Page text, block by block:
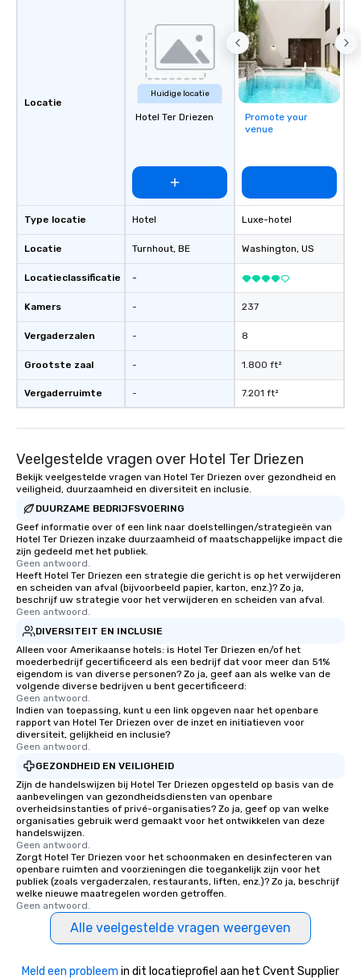
Locatie
Type locatie
Locatie
Locatieclassificatie
Kamers
Vergaderzalen
Grootste zaal
Vergaderruimte
Huidige locatie
Hotel Ter Driezen
Hotel
Turnhout, BE
-
-
-
-
-
Promote your
venue
Luxe-hotel
Washington, US
237
8
1.800 ft²
7.201 ft²
Veelgestelde vragen over Hotel Ter Driezen
Bekijk veelgestelde vragen van Hotel Ter Driezen over gezondheid en
veiligheid, duurzaamheid en diversiteit en inclusie.
DUURZAME BEDRIJFSVOERING
Geef informatie over of een link naar doelstellingen/strategieën van
Hotel Ter Driezen inzake duurzaamheid of maatschappelijke impact die
zijn gedeeld met het publiek.
Geen antwoord.
Heeft Hotel Ter Driezen een strategie die gericht is op het verwijderen
en scheiden van afval (bijvoorbeeld papier, karton, enz.)? Zo ja,
beschrijf uw strategie voor het verwijderen en scheiden van afval.
Geen antwoord.
DIVERSITEIT EN INCLUSIE
Alleen voor Amerikaanse hotels: is Hotel Ter Driezen en/of het
moederbedrijf gecertificeerd als een bedrijf dat voor meer dan 51%
eigendom is van diverse personen? Zo ja, geef aan als welke van de
volgende diverse bedrijven u bent gecertificeerd:
Geen antwoord.
Indien van toepassing, kunt u een link opgeven naar het openbare
rapport van Hotel Ter Driezen over de inzet en initiatieven voor
diversiteit, gelijkheid en inclusie?
Geen antwoord.
GEZONDHEID EN VEILIGHEID
Zijn de handelswijzen bij Hotel Ter Driezen opgesteld op basis van de
aanbevelingen van gezondheidsdiensten van openbare
overheidsinstanties of privé-organisaties? Zo ja, geef op van welke
organisaties gebruik werd gemaakt voor het ontwikkelen van deze
handelswijzen.
Geen antwoord.
Zorgt Hotel Ter Driezen voor het schoonmaken en desinfecteren van
openbare ruimten and voorzieningen die toegankelijk zijn voor het
publiek (zoals vergaderzalen, restaurants, liften, enz.)? Zo ja, beschrijf
welke nieuwe maatregelen worden getroffen.
Geen antwoord.
Alle veelgestelde vragen weergeven
Meld een probleem in dit locatieprofiel aan het Cvent Supplier